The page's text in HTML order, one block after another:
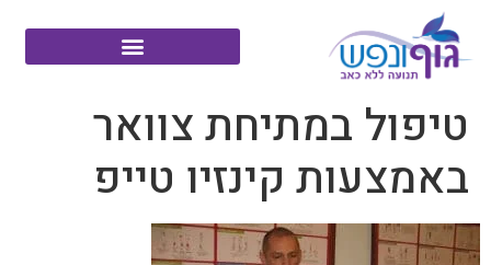
טיפול במתיחת צוואר
באמצעות קינזיו טייפ